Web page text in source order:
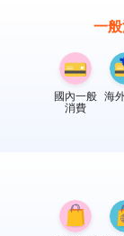
一
國內一般
消費
海